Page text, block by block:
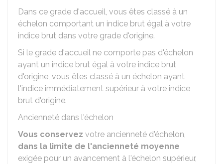
Dans ce grade d'accueil, vous êtes classé à un
échelon comportant un indice brut égal à votre
indice brut dans votre grade d'origine.
Si le grade d'accueil ne comporte pas d'échelon
ayant un indice brut égal à votre indice brut
d'origine, vous êtes classé à un échelon ayant
l'indice immédiatement supérieur à votre indice
brut d'origine.
Ancienneté dans l'échelon
Vous conservez votre ancienneté d'échelon,
dans la limite de l'ancienneté moyenne
exigée pour un avancement à l'échelon supérieur,